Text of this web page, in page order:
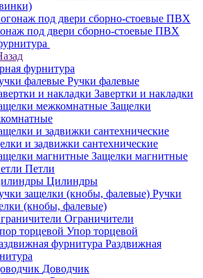
под двери сборно-стоевые ПВХ
фурнитура
Ручки фалевые
Завертки и накладки
Защелки
и задвижки сантехнические
Защелки магнитные
Петли
Цилиндры
Ручки
(кнобы, фалевые)
Ограничители
Упор торцевой
Раздвижная
Доводчик